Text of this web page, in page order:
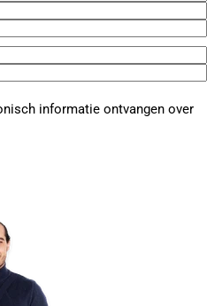
informatie ontvangen over